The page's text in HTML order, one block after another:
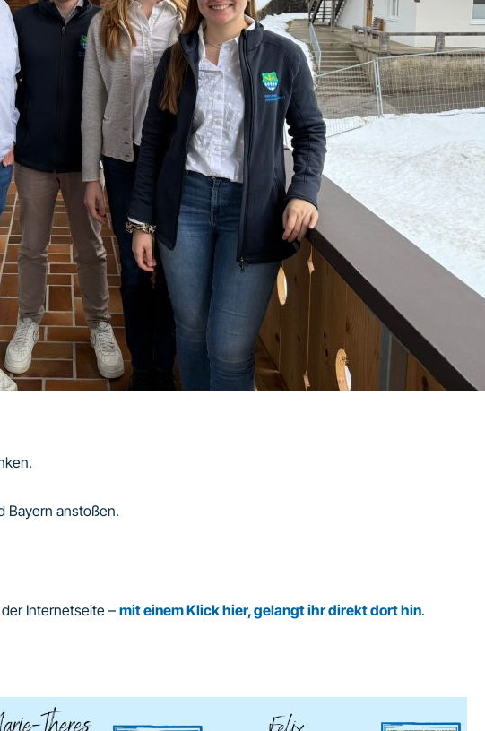
Bayern anstoßen.
Internetseite – mit einem Klick hier, gelangt ihr direkt dort hin.